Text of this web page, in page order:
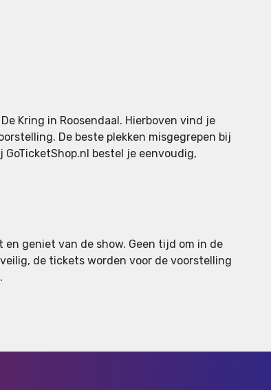
Kring in Roosendaal. Hierboven vind je
De beste plekken misgegrepen bij
bestel je eenvoudig,
geniet van de show. Geen tijd om in de
de tickets worden voor de voorstelling